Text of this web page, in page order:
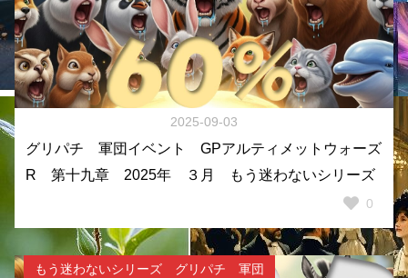
2025-09-03
グリパチ 軍団イベント GPアルティメットウォーズ
R 第十九章 2025年 ３月 もう迷わないシリーズ
0
もう迷わないシリーズ グリパチ 軍団